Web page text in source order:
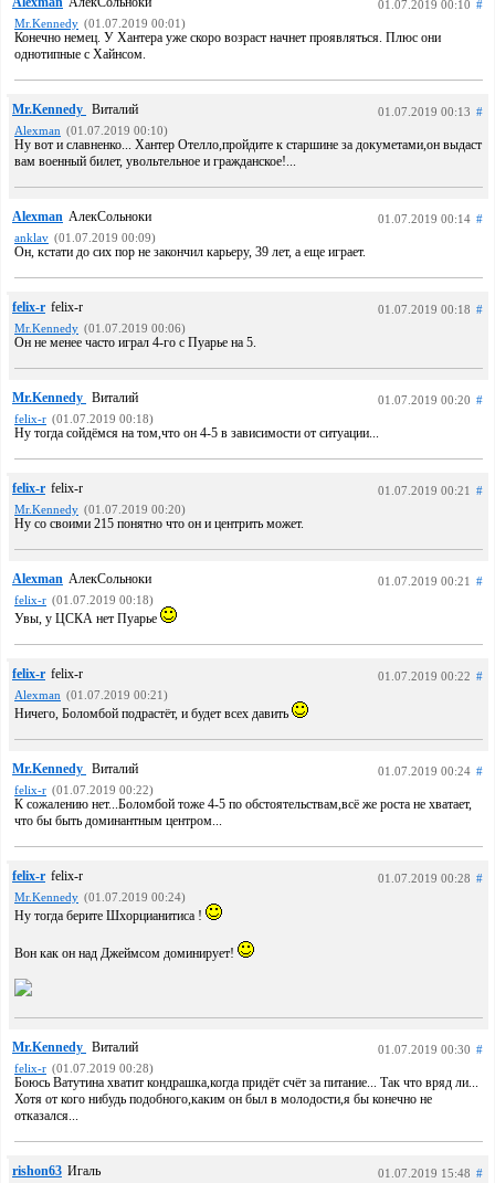
01.07.2019 00:10 #
Mr.Kennedy (01.07.2019 00:01)
Конечно немец. У Хантера уже скоро возраст начнет проявляться. Плюс они
однотипные с Хайнсом.
Mr.Kennedy Виталий 01.07.2019 00:13 #
Alexman (01.07.2019 00:10)
Ну вот и славненко... Хантер Отелло,пройдите к старшине за докуметами,он выдаст
вам военный билет, увольтельное и гражданское!...
Alexman АлекСольноки 01.07.2019 00:14 #
anklav (01.07.2019 00:09)
Он, кстати до сих пор не закончил карьеру, 39 лет, а еще играет.
felix-r felix-r 01.07.2019 00:18 #
Mr.Kennedy (01.07.2019 00:06)
Он не менее часто играл 4-го с Пуарье на 5.
Mr.Kennedy Виталий 01.07.2019 00:20 #
felix-r (01.07.2019 00:18)
Ну тогда сойдёмся на том,что он 4-5 в зависимости от ситуации...
felix-r felix-r 01.07.2019 00:21 #
Mr.Kennedy (01.07.2019 00:20)
Ну со своими 215 понятно что он и центрить может.
Alexman АлекСольноки 01.07.2019 00:21 #
felix-r (01.07.2019 00:18)
Увы, у ЦСКА нет Пуарье
felix-r felix-r 01.07.2019 00:22 #
Alexman (01.07.2019 00:21)
Ничего, Боломбой подрастёт, и будет всех давить
Mr.Kennedy Виталий 01.07.2019 00:24 #
felix-r (01.07.2019 00:22)
К сожалению нет...Боломбой тоже 4-5 по обстоятельствам,всё же роста не хватает,
что бы быть доминантным центром...
felix-r felix-r 01.07.2019 00:28 #
Mr.Kennedy (01.07.2019 00:24)
Ну тогда берите Шхорцианитиса !
Вон как он над Джеймсом доминирует!
Mr.Kennedy Виталий 01.07.2019 00:30 #
felix-r (01.07.2019 00:28)
Боюсь Ватутина хватит кондрашка,когда придёт счёт за питание... Так что вряд ли...
Хотя от кого нибудь подобного,каким он был в молодости,я бы конечно не
отказался...
rishon63 Игаль 01.07.2019 15:48 #